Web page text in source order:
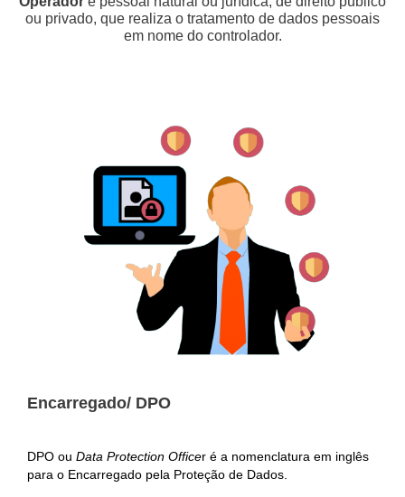
ou privado, que realiza o tratamento de dados pessoais
em nome do controlador.
Encarregado/ DPO
DPO ou Data Protection Officer é a nomenclatura em inglês
para o Encarregado pela Proteção de Dados.